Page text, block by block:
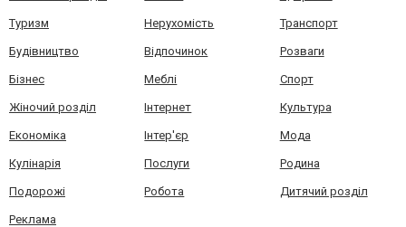
Туризм Нерухомість Транспорт
Будівництво Відпочинок Розваги
Бізнес Меблі Спорт
Жіночий розділ Інтернет Культура
Економіка Інтер'єр Мода
Кулінарія Послуги Родина
Подорожі Робота Дитячий розділ
Реклама